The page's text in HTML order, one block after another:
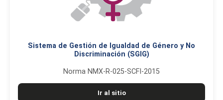
Sistema de Gestión de Igualdad de Género y No
Discriminación (SGIG)
Norma NMX-R-025-SCFI-2015
Ir al sitio